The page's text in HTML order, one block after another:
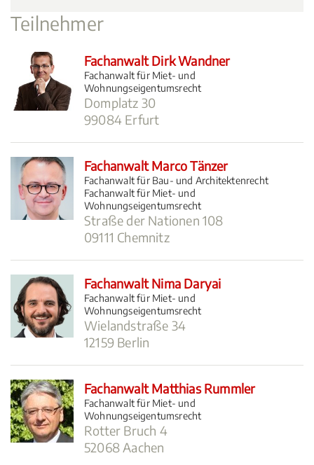
Teilnehmer
Fachanwalt Dirk Wandner
Fachanwalt für Miet- und
Wohnungseigentumsrecht
Domplatz 30
99084 Erfurt
Fachanwalt Marco Tänzer
Fachanwalt für Bau- und Architektenrecht
Fachanwalt für Miet- und
Wohnungseigentumsrecht
Straße der Nationen 108
09111 Chemnitz
Fachanwalt Nima Daryai
Fachanwalt für Miet- und
Wohnungseigentumsrecht
Wielandstraße 34
12159 Berlin
Fachanwalt Matthias Rummler
Fachanwalt für Miet- und
Wohnungseigentumsrecht
Rotter Bruch 4
52068 Aachen